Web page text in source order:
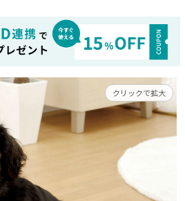
クリックで拡大